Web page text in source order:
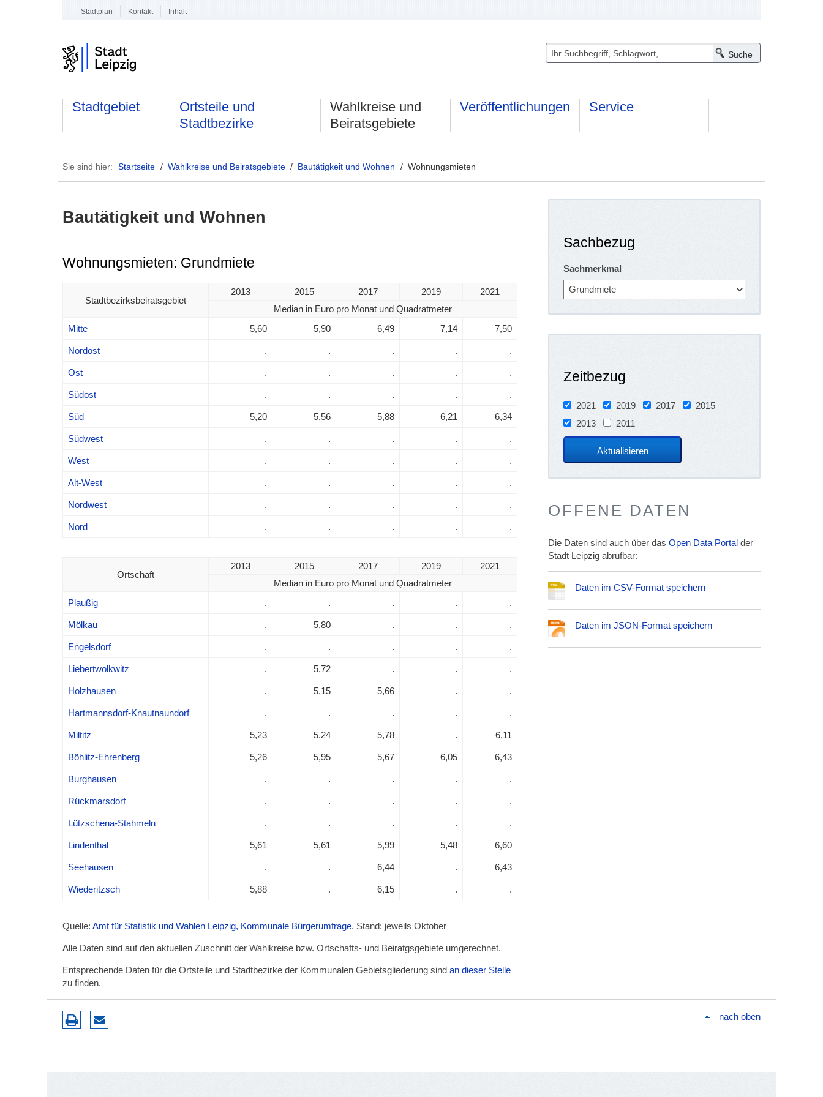
Stadtplan Kontakt Inhalt
Stadtgebiet
Ortsteile und
Stadtbezirke
Wahlkreise und
Beiratsgebiete
Veröffentlichungen Service
Sie sind hier: Startseite / Wahlkreise und Beiratsgebiete / Bautätigkeit und Wohnen / Wohnungsmieten
Bautätigkeit und Wohnen
Wohnungsmieten: Grundmiete
Stadtbezirksbeiratsgebiet
2013 2015 2017 2019
2021
Median in Euro pro Monat und Quadratmeter
Mitte
5,60 5,90 6,49 7,14 7,50
Nordost . . . . .
Ost . . . . .
Südost . . . . .
Süd 5,20 5,56 5,88 6,21 6,34
Südwest . . . . .
West . . . . .
Alt-West . . . . .
Nordwest . . . . .
Nord . . . . .
Ortschaft
2013 2015 2017 2019
2021
Median in Euro pro Monat und Quadratmeter
Plaußig
. . . . .
Mölkau . 5,80 . . .
Engelsdorf . . . . .
Liebertwolkwitz . 5,72 . . .
Holzhausen . 5,15 5,66 . .
Hartmannsdorf-Knautnaundorf . . . . .
Miltitz 5,23 5,24 5,78 . 6,11
Böhlitz-Ehrenberg 5,26 5,95 5,67 6,05 6,43
Burghausen . . . . .
Rückmarsdorf . . . . .
Lützschena-Stahmeln . . . . .
Lindenthal 5,61 5,61 5,99 5,48 6,60
Seehausen . . 6,44 . 6,43
Wiederitzsch 5,88 . 6,15 . .
Quelle: Amt für Statistik und Wahlen Leipzig, Kommunale Bürgerumfrage. Stand: jeweils Oktober
Alle Daten sind auf den aktuellen Zuschnitt der Wahlkreise bzw. Ortschafts- und Beiratgsgebiete umgerechnet.
Entsprechende Daten für die Ortsteile und Stadtbezirke der Kommunalen Gebietsgliederung sind an dieser Stelle
zu finden.
Sachbezug
Sachmerkmal
Zeitbezug
2021 2019 2017
2015
2013
2011
OFFENE DATEN
Die Daten sind auch über dasOpen Data Portal der
Stadt Leipzig abrufbar:
Daten im CSV-Format speichern
Daten im JSON-Format speichern
nach oben